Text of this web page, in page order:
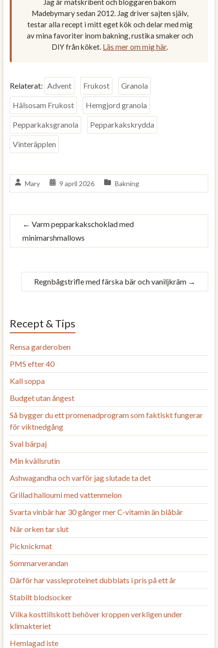
Jag är matskribent och bloggaren bakom
Madebymary sedan 2012. Jag driver sajten själv,
testar alla recept i mitt eget kök och delar med mig
av mina favoriter inom bakning, rustika smaker och
DIY från köket. Läs mer om mig här.
Relaterat: Advent Frukost Granola
Hälsosam Frukost Hemgjord granola
Pepparkaksgranola Pepparkakskrydda
Vinteräpplen
Mary 9 april 2026 Bakning
← Varm pepparkakschoklad med
minimarshmallows
Regnbågstrifle med färska bär och vaniljkräm →
Recept & Tips
Rensa garderoben
PMS efter 40
Kall soppa
Budget utan ångest
Så bygger du ett promenadprogram som faktiskt fungerar
för viktnedgång
Sval bärpaj
Min kvällsrutin
Ashwagandha och varför jag slutade ta det
Grillad halloumi med vattenmelon
Svarta vinbär har 30 gånger mer C-vitamin än blåbär
När orken tar slut
Picknickmat
Sommarverandan
Därför har vassleproteinet dubblats i pris på ett år
Stabilt blodsocker
Vilka kosttillskott behöver kroppen verkligen under
klimakteriet
Hemlagad iste